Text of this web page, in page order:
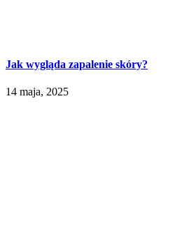
Jak wygląda zapalenie skóry?
14 maja, 2025